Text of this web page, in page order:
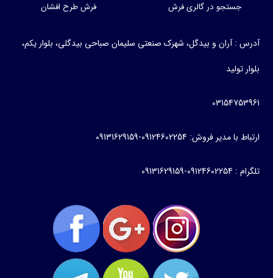
جستجو در گالری فرش
فرش طرح افشان
آدرس : آران و بیدگل، شهرک صنعتی سلیمان صباحی بیدگلی، بلوار یکم،
بلوار تولید
03154753961
ارتباط با مدیر فروش: 09124602254-09131629159
تلگرام : 09124602254-09131629159